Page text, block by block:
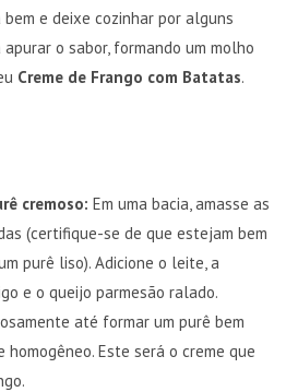
bem e deixe cozinhar por alguns
o sabor, formando um molho
Creme de Frango com Batatas.
cremoso: Em uma bacia, amasse as
(certifique-se de que estejam bem
purê liso). Adicione o leite, a
e o queijo parmesão ralado.
até formar um purê bem
homogêneo. Este será o creme que